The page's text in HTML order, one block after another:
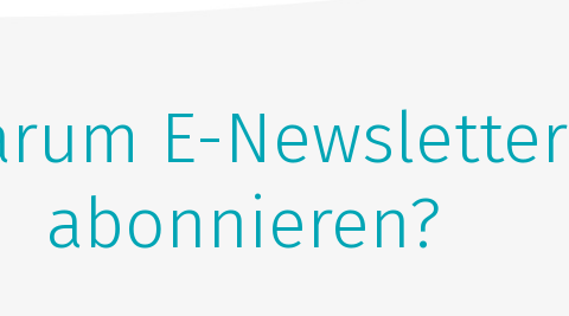
E-Newsletter
abonnieren?